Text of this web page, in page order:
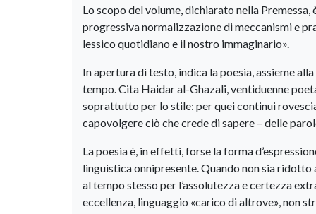
Lo scopo del volume, dichiarato nella
progressiva normalizzazione di meccanismi e
lessico quotidiano e il nostro immaginario».
In apertura di testo, indica la poesia, assieme
tempo. Cita Haidar al-Ghazali, ventiduenne
soprattutto per lo stile: per quei continui
capovolgere ciò che crede di sapere – delle
La poesia è, in effetti, forse la forma
linguistica onnipresente. Quando non sia
al tempo stesso per l’assolutezza e certezza
eccellenza, linguaggio «carico di altrove», non